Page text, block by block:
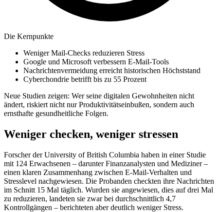
Die Kernpunkte
Weniger Mail-Checks reduzieren Stress
Google und Microsoft verbessern E-Mail-Tools
Nachrichtenvermeidung erreicht historischen Höchststand
Cyberchondrie betrifft bis zu 55 Prozent
Neue Studien zeigen: Wer seine digitalen Gewohnheiten nicht
ändert, riskiert nicht nur Produktivitätseinbußen, sondern auch
ernsthafte gesundheitliche Folgen.
Weniger checken, weniger stressen
Forscher der University of British Columbia haben in einer Studie
mit 124 Erwachsenen – darunter Finanzanalysten und Mediziner –
einen klaren Zusammenhang zwischen E-Mail-Verhalten und
Stresslevel nachgewiesen. Die Probanden checkten ihre Nachrichten
im Schnitt 15 Mal täglich. Wurden sie angewiesen, dies auf drei Mal
zu reduzieren, landeten sie zwar bei durchschnittlich 4,7
Kontrollgängen – berichteten aber deutlich weniger Stress.